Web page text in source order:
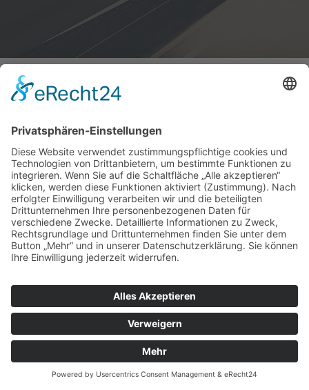
TAMIMA TRUCK
KEINE ERGEBNISSE
© 2021 Tamima Truck